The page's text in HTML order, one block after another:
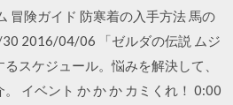
冒険ガイド 防寒着の入手方法 馬の
2016/04/06 「ゼルダの伝説 ムジ
スケジュール。悩みを解決して、
イベント か か か カミくれ！ 0:00